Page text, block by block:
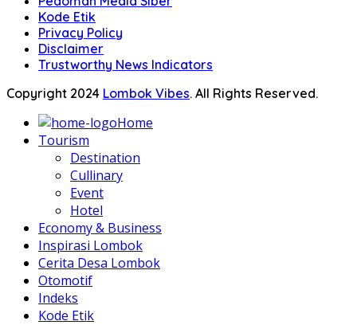
Kode Etik
Privacy Policy
Disclaimer
Trustworthy News Indicators
Copyright 2024 Lombok Vibes. All Rights Reserved.
Home
Tourism
Destination
Cullinary
Event
Hotel
Economy & Business
Inspirasi Lombok
Cerita Desa Lombok
Otomotif
Indeks
Kode Etik